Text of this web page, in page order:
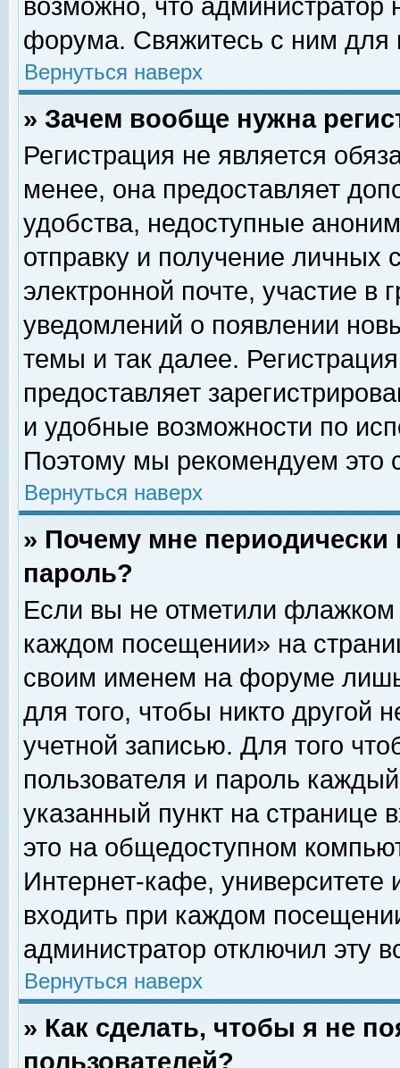
возможно, что
форума. Свяжитесь с ним для
Вернуться наверх
» Зачем вообще нужна
Регистрация не является
менее, она предоставляет
удобства, недоступные
отправку и получение личных
электронной почте, участие в
уведомлений о появлении
темы и так далее.
предоставляет
и удобные возможности по
Поэтому мы рекомендуем это
Вернуться наверх
» Почему мне
пароль?
Если вы не отметили флажком
каждом посещении» на
своим именем на форуме
для того, чтобы никто другой
учетной записью. Для того
пользователя и пароль
указанный пункт на
это на общедоступном
Интернет-кафе, университете
входить при каждом
администратор отключил эту
Вернуться наверх
» Как сделать, чтобы я не
пользователей?